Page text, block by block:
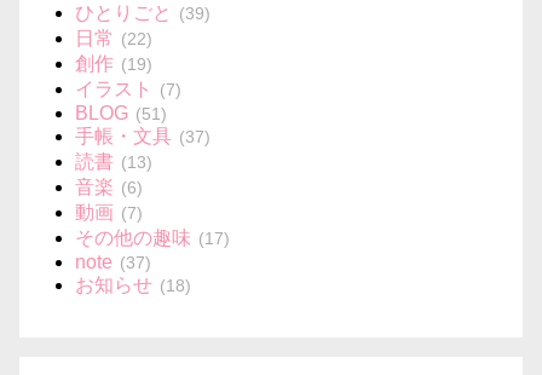
ひとりごと (39)
日常 (22)
創作 (19)
イラスト (7)
BLOG (51)
手帳・文具 (37)
読書 (13)
音楽 (6)
動画 (7)
その他の趣味 (17)
note (37)
お知らせ (18)